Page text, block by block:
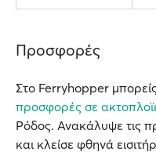
Προσφορές
Στο Ferryhopper
προσφορές σε
Ρόδος. Ανακάλυψε τις
και κλείσε φθηνά